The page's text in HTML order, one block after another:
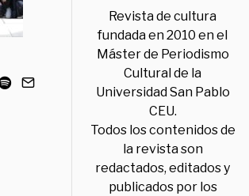
Revista de cultura
fundada en 2010 en el
Máster de Periodismo
Cultural de la
Universidad San Pablo
CEU.
Todos los contenidos de
la revista son
redactados, editados y
publicados por los